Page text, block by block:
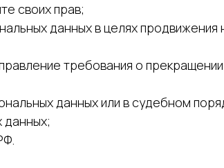
своих прав;
данных в целях продвижения
требования о
данных или в судебном
данных;